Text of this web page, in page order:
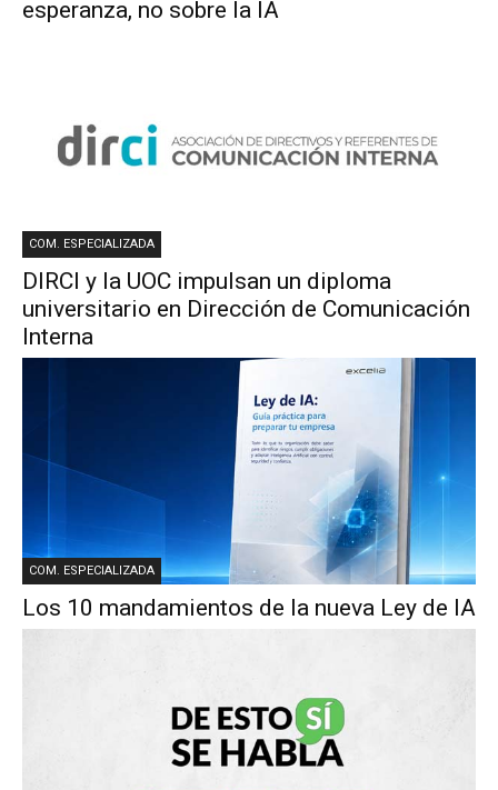
esperanza, no sobre la IA
COM. ESPECIALIZADA
DIRCI y la UOC impulsan un diploma
universitario en Dirección de Comunicación
Interna
COM. ESPECIALIZADA
Los 10 mandamientos de la nueva Ley de IA